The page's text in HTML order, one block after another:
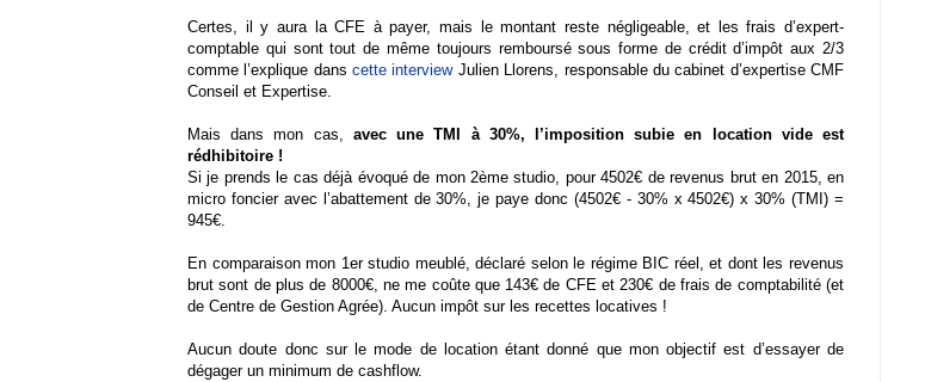
Certes, il y aura la CFE à payer, mais le montant reste négligeable, et les frais d’expert-
comptable qui sont tout de même toujours remboursé sous forme de crédit d’impôt aux 2/3
comme l’explique danscette interviewJulien Llorens, responsable du cabinet d’expertise CMF
Conseil et Expertise.
Mais dans mon cas, avec une TMI à 30%, l’imposition subie en location vide est
rédhibitoire !
Si je prends le cas déjà évoqué de mon 2ème studio, pour 4502€ de revenus brut en 2015, en
micro foncier avec l’abattement de 30%, je paye donc (4502€ - 30% x 4502€) x 30% (TMI) =
945€.
En comparaison mon 1er studio meublé, déclaré selon le régime BIC réel, et dont les revenus
brut sont de plus de 8000€, ne me coûte que 143€ de CFE et 230€ de frais de comptabilité (et
de Centre de Gestion Agrée). Aucun impôt sur les recettes locatives !
Aucun doute donc sur le mode de location étant donné que mon objectif est d’essayer de
dégager un minimum de cashflow.